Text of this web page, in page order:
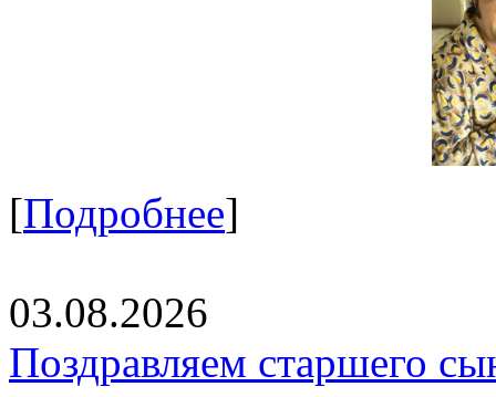
[Подробнее]
03.08.2026
Поздравляем старшего